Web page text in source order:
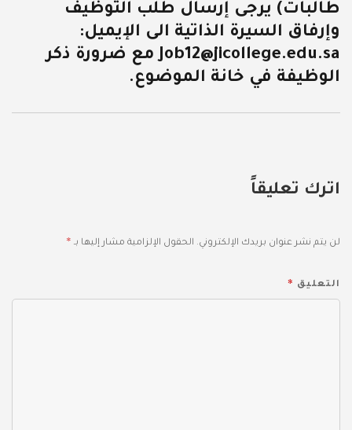
طالبات) يرجى إرسال طلب التوظيف
وإرفاق السيرة الذاتية الى الإيميل:
Job12@jicollege.edu.sa مع ضرورة ذكر
الوظيفة في خانة الموضوع.
اترك تعليقاً
لن يتم نشر عنوان بريدك الإلكتروني. الحقول الإلزامية مشار إليها بـ *
التعليق *